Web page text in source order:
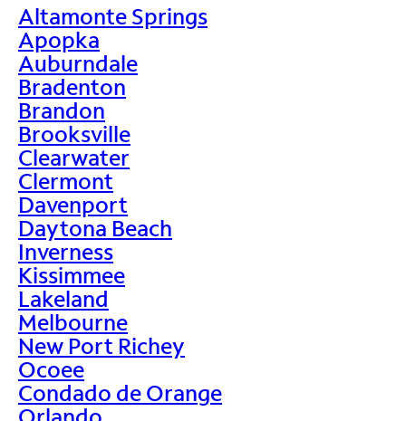
Altamonte Springs
Apopka
Auburndale
Bradenton
Brandon
Brooksville
Clearwater
Clermont
Davenport
Daytona Beach
Inverness
Kissimmee
Lakeland
Melbourne
New Port Richey
Ocoee
Condado de Orange